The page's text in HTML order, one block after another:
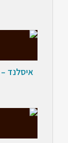
איסלנד